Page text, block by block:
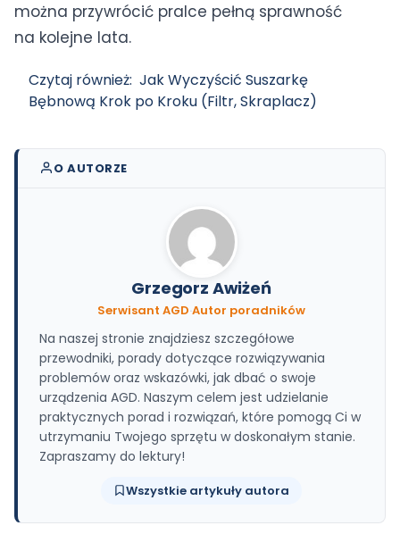
można przywrócić pralce pełną sprawność
na kolejne lata.
Czytaj również: Jak Wyczyścić Suszarkę
Bębnową Krok po Kroku (Filtr, Skraplacz)
O AUTORZE
Grzegorz Awiżeń
Serwisant AGD·Autor poradników
Na naszej stronie znajdziesz szczegółowe
przewodniki, porady dotyczące rozwiązywania
problemów oraz wskazówki, jak dbać o swoje
urządzenia AGD. Naszym celem jest udzielanie
praktycznych porad i rozwiązań, które pomogą Ci w
utrzymaniu Twojego sprzętu w doskonałym stanie.
Zapraszamy do lektury!
Wszystkie artykuły autora